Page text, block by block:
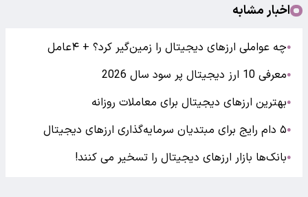
اخبار مشابه
●چه عواملی ارزهای دیجیتال را زمین‌گیر کرد؟ + ۴عامل
●معرفی 10 ارز دیجیتال پر سود سال 2026
●بهترین ارزهای دیجیتال برای معاملات روزانه
●۵ دام رایج برای مبتدیان سرمایه‌گذاری ارزهای دیجیتال
●بانک‌ها بازار ارزهای دیجیتال را تسخیر می کنند!